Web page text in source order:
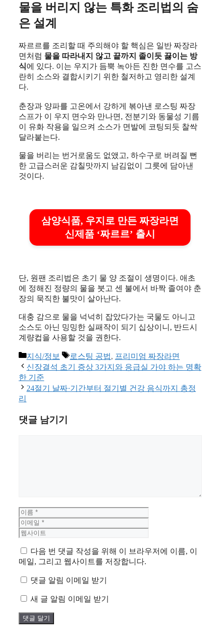
물을 버리지 않는 특화 조리법의 숨
은 설계
짜르르를 조리할 때 주의해야 할 핵심은 일반 짜장라
면처럼 물을 따라내지 않고 끝까지 졸이듯 끓이는 방
식에 있다. 이는 우지가 듬뿍 녹아든 진한 면수를 고스
란히 소스와 결합시키기 위한 철저하고 영리한 설계
다.
춘장과 양파를 고온에서 강하게 볶아낸 로스팅 짜장
스프가 이 우지 면수와 만나면, 전분기와 동물성 기름
이 유화 작용을 일으켜 소스가 면발에 코팅되듯 찰싹
달라붙는다.
물을 버리는 번거로움도 없앴고, 하수구로 버려질 뻔
한 고급스러운 감칠맛까지 남김없이 그릇에 담아낸
것이다.
삼양식품, 우지로 만든 짜장라면
신제품 ‘짜르르’ 출시
단, 원팬 조리법은 초기 물 양 조절이 생명이다. 애초
에 정해진 정량의 물을 붓고 센 불에서 바짝 졸여야 춘
장의 묵직한 불맛이 살아난다.
대충 감으로 물을 넉넉히 잡았다가는 국물도 아니고
소스도 아닌 밍밍한 실패작이 되기 십상이니, 반드시
계량컵을 사용할 것을 권한다.
카
테
고
리
지식/정보
태
그
로스팅 공법, 프리미엄 짜장라면
신장결석 초기 증상 3가지와 응급실 가야 하는 명확
한 기준
24절기 날짜·기간부터 절기별 건강 음식까지 총정
리
댓글 남기기
이
름
트
다음 번 댓글 작성을 위해 이 브라우저에 이름, 이
메일, 그리고 웹사이트를 저장합니다.
댓글 알림 이메일 받기
새 글 알림 이메일 받기